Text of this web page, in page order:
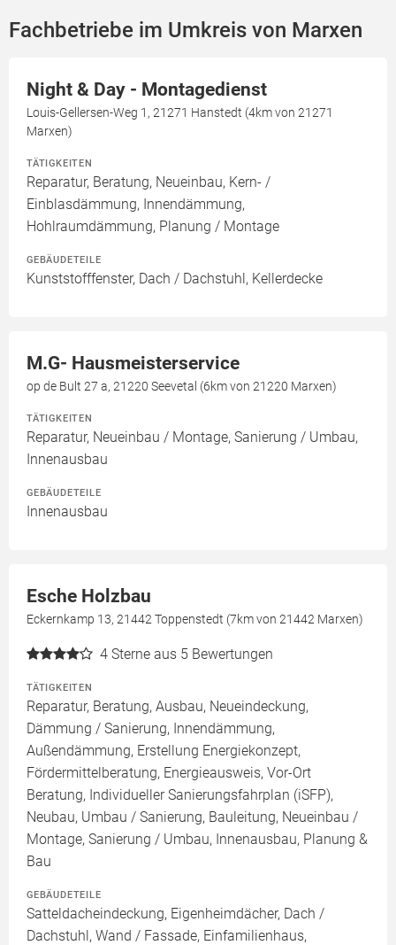
Fachbetriebe im Umkreis von Marxen
Night & Day - Montagedienst
Louis-Gellersen-Weg 1, 21271 Hanstedt (4km von 21271
Marxen)
TÄTIGKEITEN
Reparatur, Beratung, Neueinbau, Kern- /
Einblasdämmung, Innendämmung,
Hohlraumdämmung, Planung / Montage
GEBÄUDETEILE
Kunststofffenster, Dach / Dachstuhl, Kellerdecke
M.G- Hausmeisterservice
op de Bult 27 a, 21220 Seevetal (6km von 21220 Marxen)
TÄTIGKEITEN
Reparatur, Neueinbau / Montage, Sanierung / Umbau,
Innenausbau
GEBÄUDETEILE
Innenausbau
Esche Holzbau
Eckernkamp 13, 21442 Toppenstedt (7km von 21442 Marxen)
4 Sterne aus 5 Bewertungen
TÄTIGKEITEN
Reparatur, Beratung, Ausbau, Neueindeckung,
Dämmung / Sanierung, Innendämmung,
Außendämmung, Erstellung Energiekonzept,
Fördermittelberatung, Energieausweis, Vor-Ort
Beratung, Individueller Sanierungsfahrplan (iSFP),
Neubau, Umbau / Sanierung, Bauleitung, Neueinbau /
Montage, Sanierung / Umbau, Innenausbau, Planung &
Bau
GEBÄUDETEILE
Satteldacheindeckung, Eigenheimdächer, Dach /
Dachstuhl, Wand / Fassade, Einfamilienhaus,